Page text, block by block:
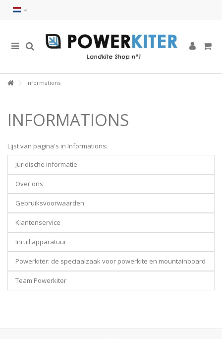
Informations
INFORMATIONS
Lijst van pagina's in Informations:
Juridische informatie
Over ons
Gebruiksvoorwaarden
Klantenservice
Inruil apparatuur
Powerkiter: de speciaalzaak voor powerkite en mountainboard
Team Powerkiter